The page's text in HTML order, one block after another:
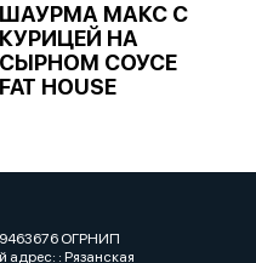
ШАУРМА МАКС С
КУРИЦЕЙ НА
СЫРНОМ СОУСЕ
FAT HOUSE
ОГРНИП
адрес: : Рязанская